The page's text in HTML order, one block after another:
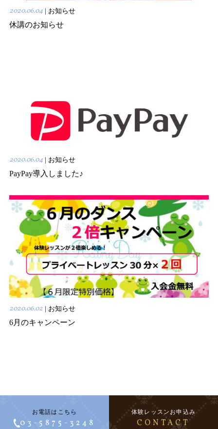
2020.06.04 | お知らせ
休講のお知らせ
2020.06.04 | お知らせ
PayPay導入しました♪
2020.06.02 | お知らせ
6月のキャンペーン
お電話はこちら
03-5875-3248
体験レッスンお申込み
CONTACT